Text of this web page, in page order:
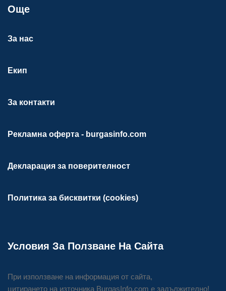
Още
За нас
Екип
За контакти
Рекламна оферта - burgasinfo.com
Декларация за поверителност
Политика за бисквитки (cookies)
Условия За Ползване На Сайта
При използване на информация от сайта,
цитирането на източника BurgasInfo.com е задължително!